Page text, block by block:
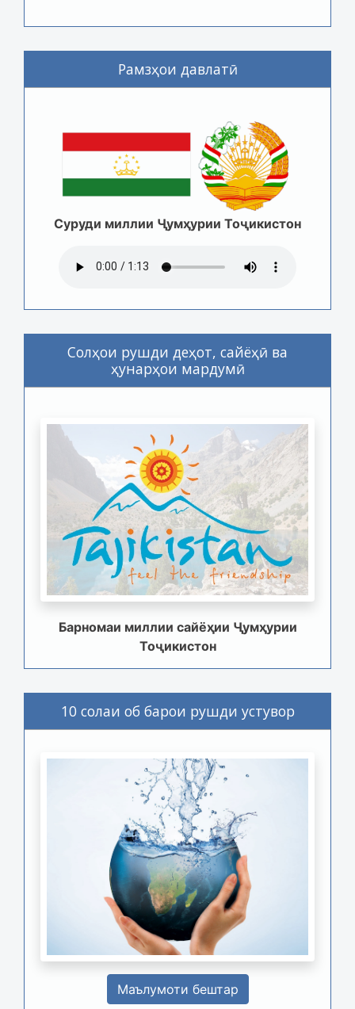
Рамзҳои давлатӣ
Суруди миллии Ҷумҳурии Тоҷикистон
Солҳои рушди деҳот, сайёҳӣ ва
ҳунарҳои мардумӣ
Барномаи миллии сайёҳии Ҷумҳурии
Тоҷикистон
10 солаи об барои рушди устувор
Маълумоти бештар